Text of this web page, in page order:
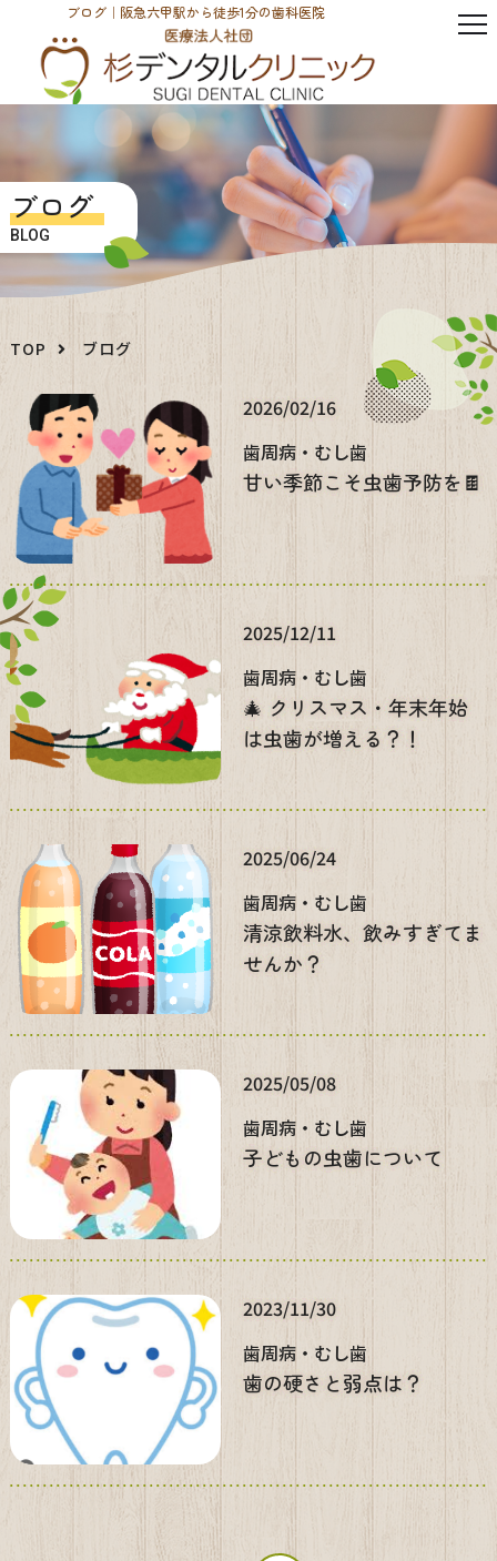
ブログ｜阪急六甲駅から徒歩1分の歯科医院
ブログ
BLOG
TOP ブログ
2026/02/16
歯周病・むし歯
甘い季節こそ虫歯予防を🍫
2025/12/11
歯周病・むし歯
🎄 クリスマス・年末年始
は虫歯が増える？！
2025/06/24
歯周病・むし歯
清涼飲料水、飲みすぎてま
せんか？
2025/05/08
歯周病・むし歯
子どもの虫歯について
2023/11/30
歯周病・むし歯
歯の硬さと弱点は？